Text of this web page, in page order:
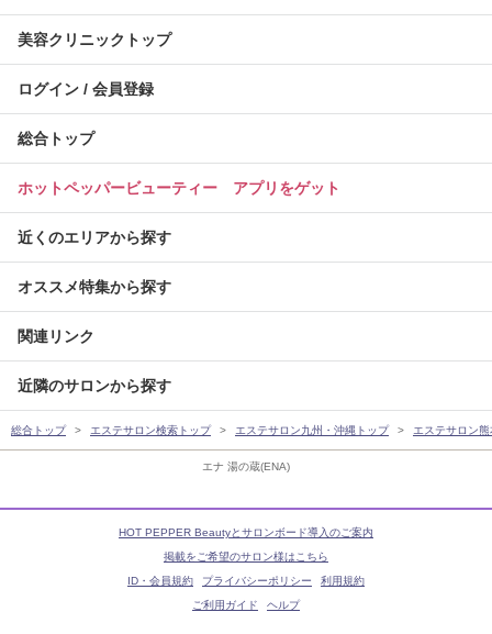
エナ 湯の蔵(ENA)
美容クリニックトップ
ログイン / 会員登録
総合トップ
ホットペッパービューティー アプリをゲット
近くのエリアから探す
オススメ特集から探す
関連リンク
近隣のサロンから探す
総合トップ エステサロン検索トップ エステサロン九州・沖縄トップ エステサロン
HOT PEPPER Beautyとサロンボード導入のご案内
掲載をご希望のサロン様はこちら
ID・会員規約
プライバシーポリシー
利用規約
ご利用ガイド
ヘルプ